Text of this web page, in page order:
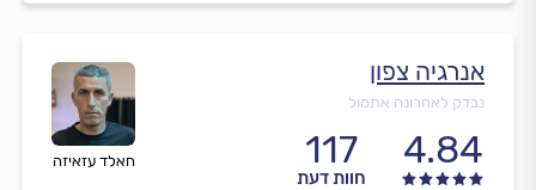
חאלד עזאיזה
אנרגיה צפון
נבדק לאחרונה אתמול
4.84
117
חוות דעת